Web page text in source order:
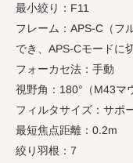
最小絞り：F11
フレーム：APS-C（フ
でき、APS-Cモードに
フォーカセ法：手動
視野角：180°（M43マ
フィルタサイズ：サポ
最短焦点距離：0.2m
絞り羽根：7